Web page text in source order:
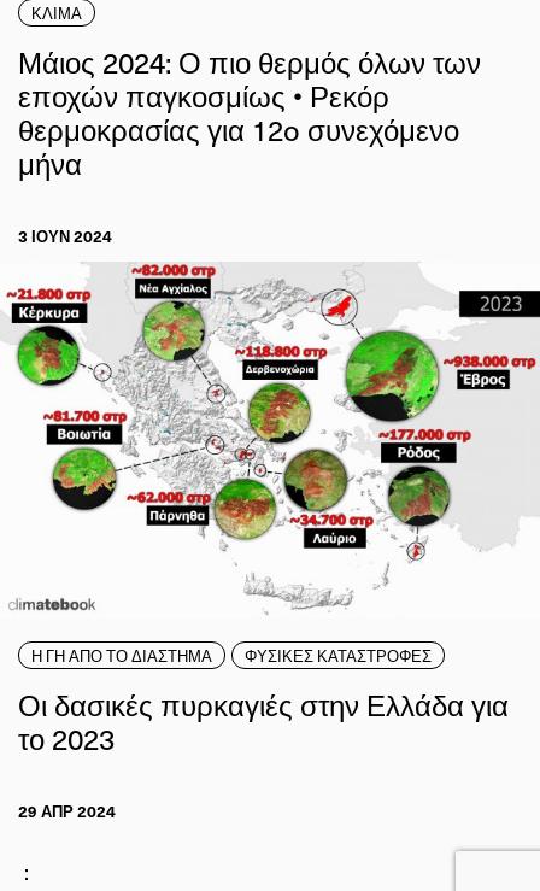
ΚΛΙΜΑ
Μάιος 2024: Ο πιο θερμός όλων των
εποχών παγκοσμίως • Ρεκόρ
θερμοκρασίας για 12o συνεχόμενο
μήνα
3 ΙΟΥΝ 2024
Η ΓΗ ΑΠΟ ΤΟ ΔΙΑΣΤΗΜΑ ΦΥΣΙΚΕΣ ΚΑΤΑΣΤΡΟΦΕΣ
Οι δασικές πυρκαγιές στην Ελλάδα για
το 2023
29 ΑΠΡ 2024
: